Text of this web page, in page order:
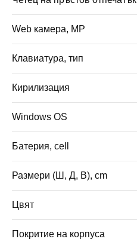
Web камера, MP
Клавиатура, тип
Кирилизация
Windows OS
Батерия, cell
Размери (Ш, Д, В), cm
Цвят
Покритие на корпуса